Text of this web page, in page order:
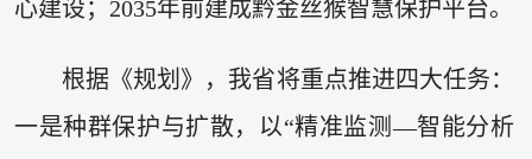
心建设；2035年前建成黔金丝猴智慧保护平台。
根据《规划》，我省将重点推进四大任务：
一是种群保护与扩散，以“精准监测—智能分析